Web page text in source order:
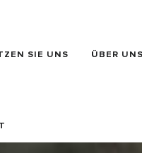
SIE UNS ÜBER